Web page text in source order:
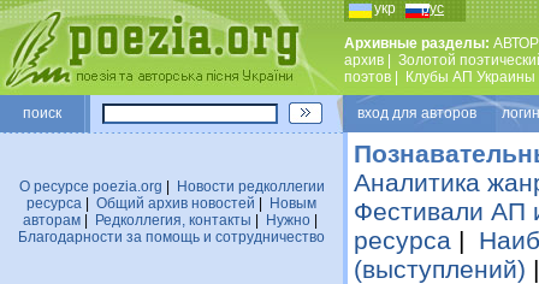
укр рус
Архивные разделы:
архив
Золотой
поэтов
Клубы АП Украины
поиск вход для авторов
О ресурсе poezia.org
Новости редколлегии
ресурса
Общий архив новостей
Новым
авторам| Редколлегия, контакты Нужно|
Благодарности за помощь и сотрудничество
Аналитика
Фестивали АП
ресурса |
(выступлений)